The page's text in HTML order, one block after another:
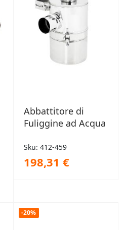
Abbattitore di
Fuliggine ad Acqua
Sku: 412-459
198,31 €
-20%